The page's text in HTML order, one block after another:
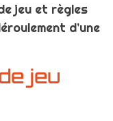
jeu et règles
d’une
jeu